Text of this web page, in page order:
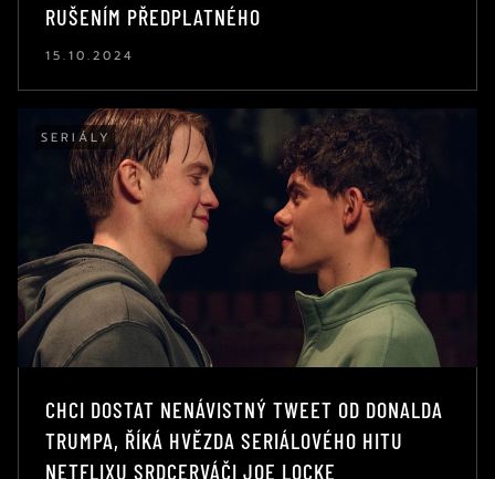
RUŠENÍM PŘEDPLATNÉHO
15.10.2024
SERIÁLY
CHCI DOSTAT NENÁVISTNÝ TWEET OD DONALDA
TRUMPA, ŘÍKÁ HVĚZDA SERIÁLOVÉHO HITU
NETFLIXU SRDCERVÁČI JOE LOCKE